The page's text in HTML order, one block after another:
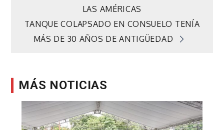
entradas
LAS AMÉRICAS
TANQUE COLAPSADO EN CONSUELO TENÍA
MÁS DE 30 AÑOS DE ANTIGÜEDAD
MÁS NOTICIAS